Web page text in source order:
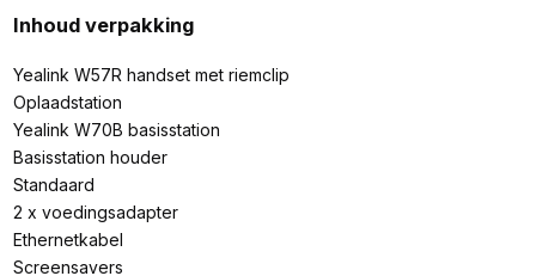
Inhoud verpakking
Yealink W57R handset met riemclip
Oplaadstation
Yealink W70B basisstation
Basisstation houder
Standaard
2 x voedingsadapter
Ethernetkabel
Screensavers